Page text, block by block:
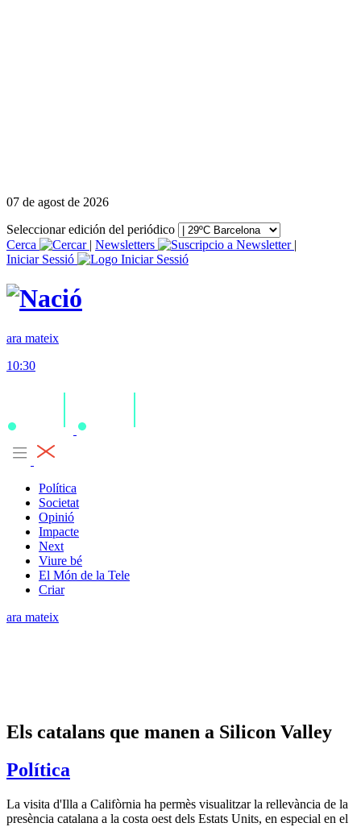
07 de agost de 2026
Seleccionar edición del periódico
Cerca
| Newsletters
|
Iniciar Sessió
ara mateix
10:30
Política
Societat
Opinió
Impacte
Next
Viure bé
El Món de la Tele
Criar
ara mateix
Els catalans que manen a Silicon Valley
Política
La visita d'Illa a Califòrnia ha permès visualitzar la rellevància de la
presència catalana a la costa oest dels Estats Units, en especial en el